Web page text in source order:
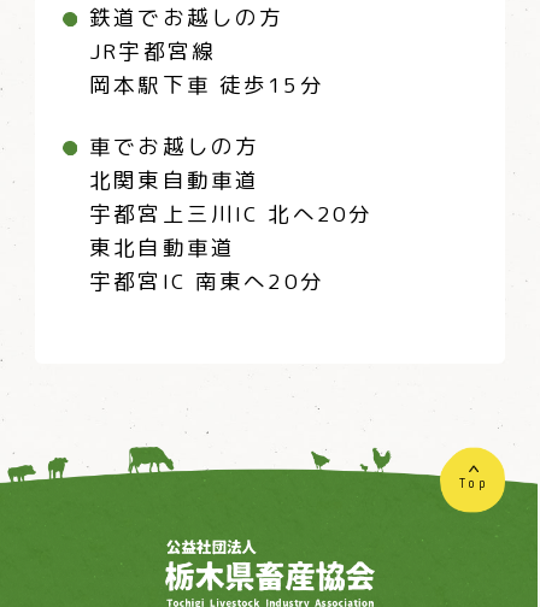
鉄道でお越しの方
JR宇都宮線
岡本駅下車 徒歩15分
車でお越しの方
北関東自動車道
宇都宮上三川IC 北へ20分
東北自動車道
宇都宮IC 南東へ20分
Top